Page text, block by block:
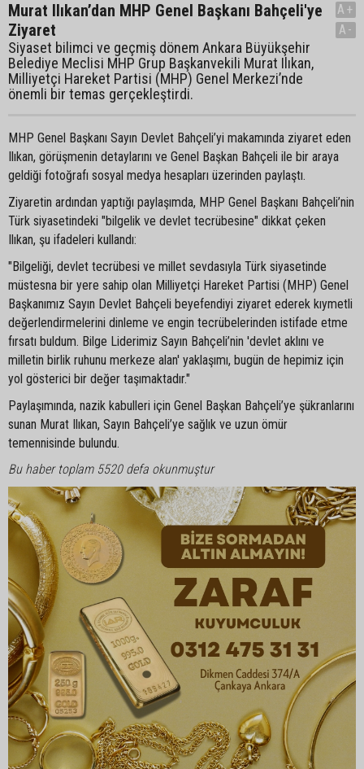
Murat Ilıkan’dan MHP Genel Başkanı Bahçeli'ye
Ziyaret
Siyaset bilimci ve geçmiş dönem Ankara Büyükşehir
Belediye Meclisi MHP Grup Başkanvekili Murat Ilıkan,
Milliyetçi Hareket Partisi (MHP) Genel Merkezi’nde
önemli bir temas gerçekleştirdi.
A+
A-
MHP Genel Başkanı Sayın Devlet Bahçeli’yi makamında ziyaret eden
Ilıkan, görüşmenin detaylarını ve Genel Başkan Bahçeli ile bir araya
geldiği fotoğrafı sosyal medya hesapları üzerinden paylaştı.
Ziyaretin ardından yaptığı paylaşımda, MHP Genel Başkanı Bahçeli’nin
Türk siyasetindeki "bilgelik ve devlet tecrübesine" dikkat çeken
Ilıkan, şu ifadeleri kullandı:
"Bilgeliği, devlet tecrübesi ve millet sevdasıyla Türk siyasetinde
müstesna bir yere sahip olan Milliyetçi Hareket Partisi (MHP) Genel
Başkanımız Sayın Devlet Bahçeli beyefendiyi ziyaret ederek kıymetli
değerlendirmelerini dinleme ve engin tecrübelerinden istifade etme
fırsatı buldum. Bilge Liderimiz Sayın Bahçeli’nin 'devlet aklını ve
milletin birlik ruhunu merkeze alan' yaklaşımı, bugün de hepimiz için
yol gösterici bir değer taşımaktadır."
Paylaşımında, nazik kabulleri için Genel Başkan Bahçeli’ye şükranlarını
sunan Murat Ilıkan, Sayın Bahçeli’ye sağlık ve uzun ömür
temennisinde bulundu.
Bu haber toplam 5520 defa okunmuştur